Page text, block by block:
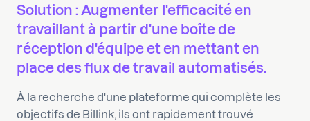
Solution : Augmenter l'efficacité en
travaillant à partir d'une boîte de
réception d'équipe et en mettant en
place des flux de travail automatisés.
À la recherche d'une plateforme qui complète les
objectifs de Billink, ils ont rapidement trouvé